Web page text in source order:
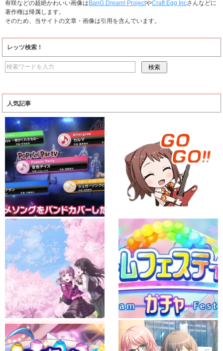
有咲などの超絶かわいい画像はBanG Dream! ProjectやCraft Egg Incさんなどに
著作権は帰属します。
そのため、当サイトの文章・画像は引用を含んでいます。
レッツ検索！
人気記事